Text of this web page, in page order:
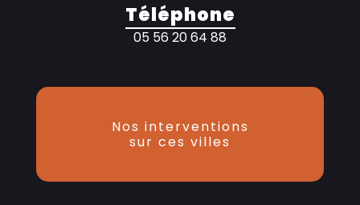
Téléphone
05 56 20 64 88
Nos interventions
sur ces villes